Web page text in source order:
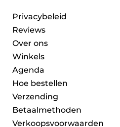
Privacybeleid
Reviews
Over ons
Winkels
Agenda
Hoe bestellen
Verzending
Betaalmethoden
Verkoopsvoorwaarden